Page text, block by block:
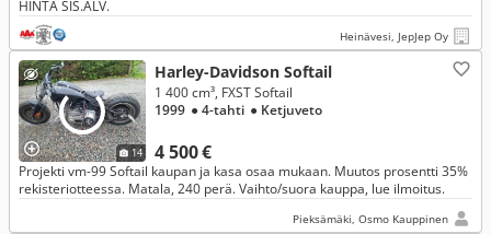
HINTA SIS.ALV.
Heinävesi, JepJep Oy
14
Harley-Davidson Softail
4 500 €
1 400 cm³, FXST Softail
1999 ● 4-tahti ● Ketjuveto
Projekti vm-99 Softail kaupan ja kasa osaa mukaan. Muutos prosentti 35%
rekisteriotteessa. Matala, 240 perä. Vaihto/suora kauppa, lue ilmoitus.
Pieksämäki, Osmo Kauppinen